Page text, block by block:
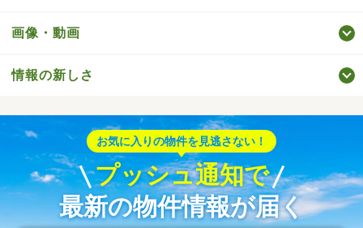
画像・動画
情報の新しさ
お気に入りの物件を見逃さない！
プッシュ通知で
最新の物件情報が届く